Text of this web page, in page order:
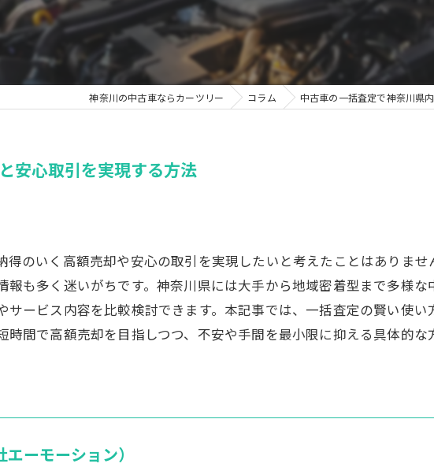
神奈川の中古車ならカーツリー コラム 中古車の一括査定で神奈川県
安心取引を実現する方法
のいく高額売却や安心の取引を実現したいと考えたことはありま
も多く迷いがちです。神奈川県には大手から地域密着型まで多様な
ービス内容を比較検討できます。本記事では、一括査定の賢い使い
間で高額売却を目指しつつ、不安や手間を最小限に抑える具体的な
ーモーション）